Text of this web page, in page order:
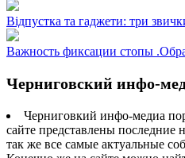
Відпустка та гаджети: три
Важность фиксации стопы
Черниговский инфо-
Черниговкий инфо-медиа
сайте представлены последние
так же все самые актуальные